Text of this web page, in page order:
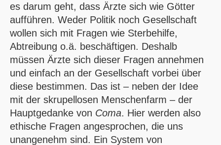
es darum geht, dass Ärzte sich wie Götter
aufführen. Weder Politik noch Gesellschaft
wollen sich mit Fragen wie Sterbehilfe,
Abtreibung o.ä. beschäftigen. Deshalb
müssen Ärzte sich dieser Fragen annehmen
und einfach an der Gesellschaft vorbei über
diese bestimmen. Das ist – neben der Idee
mit der skrupellosen Menschenfarm – der
Hauptgedanke von Coma. Hier werden also
ethische Fragen angesprochen, die uns
unangenehm sind. Ein System von